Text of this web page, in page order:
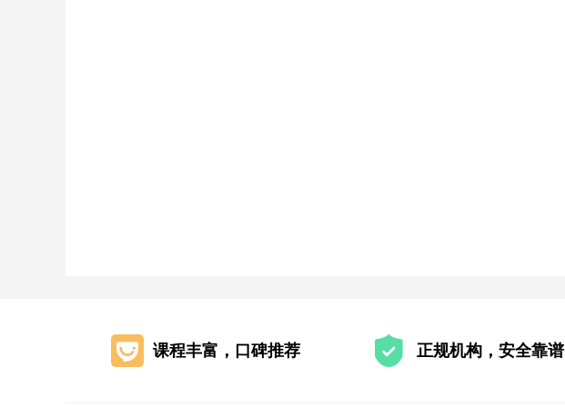
课程丰富，口碑推荐 正规机构，安全靠谱